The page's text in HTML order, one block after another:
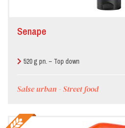
Senape
520 g pn. – Top down
Salse urban - Street food